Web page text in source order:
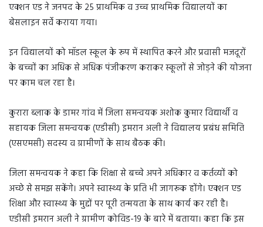
एक्शन एड ने जनपद के 25 प्राथमिक व उच्च प्राथमिक विद्यालयों का
बेसलाइन सर्वे कराया गया।
इन विद्यालयों को मॉडल स्कूल के रूप में स्थापित करने और प्रवासी मजदूरों
के बच्चों का अधिक से अधिक पंजीकरण कराकर स्कूलों से जोड़ने की योजना
पर काम चल रहा है।
कुरारा ब्लाक के डामर गांव में जिला समन्वयक अशोक कुमार विद्यार्थी व
सहायक जिला समन्वयक (एडीसी) इमरान अली ने विद्यालय प्रबंध समिति
(एसएमसी) सदस्य व ग्रामीणों के साथ बैठक की।
जिला समन्वयक ने कहा कि शिक्षा से बच्चे अपने अधिकार व कर्तव्यों को
अच्छे से समझ सकेंगे। अपने स्वास्थ्य के प्रति भी जागरूक होंगे। एक्शन एड
शिक्षा और स्वास्थ्य के मुद्दों पर पूरी तन्मयता के साथ कार्य कर रही है।
एडीसी इमरान अली ने ग्रामीण कोविड-19 के बारे में बताया। कहा कि इस